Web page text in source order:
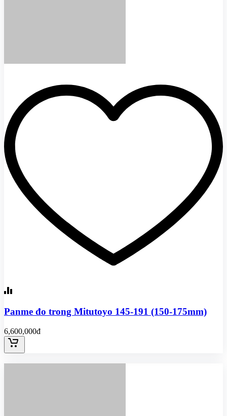
Panme đo trong Mitutoyo 145-191 (150-175mm)
6,600,000đ